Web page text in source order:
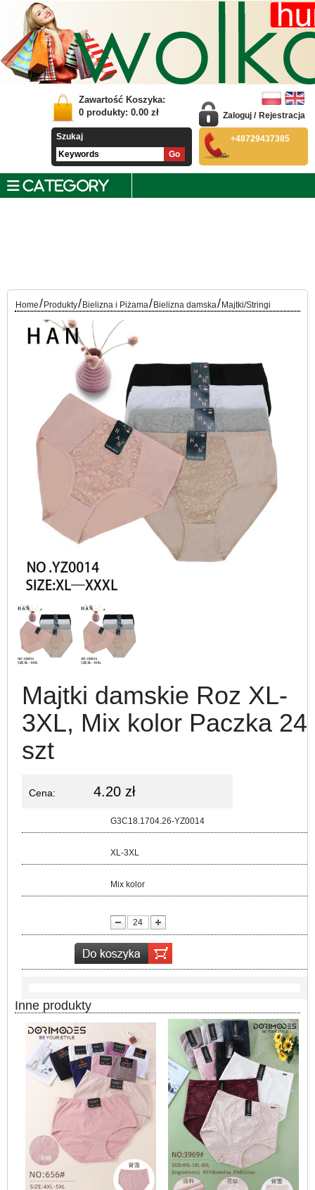
Zawartość Koszyka:
0 produkty: 0.00 zł
Szukaj
Zaloguj / Rejestracja
+48729437385
CATEGORY
Home/ Produkty/ Bielizna i Piżama/ Bielizna damska/ Majtki/Stringi
Majtki damskie Roz XL-
3XL, Mix kolor Paczka 24
szt
Cena: 4.20 zł
G3C18.1704.26-YZ0014
XL-3XL
Mix kolor
Inne produkty